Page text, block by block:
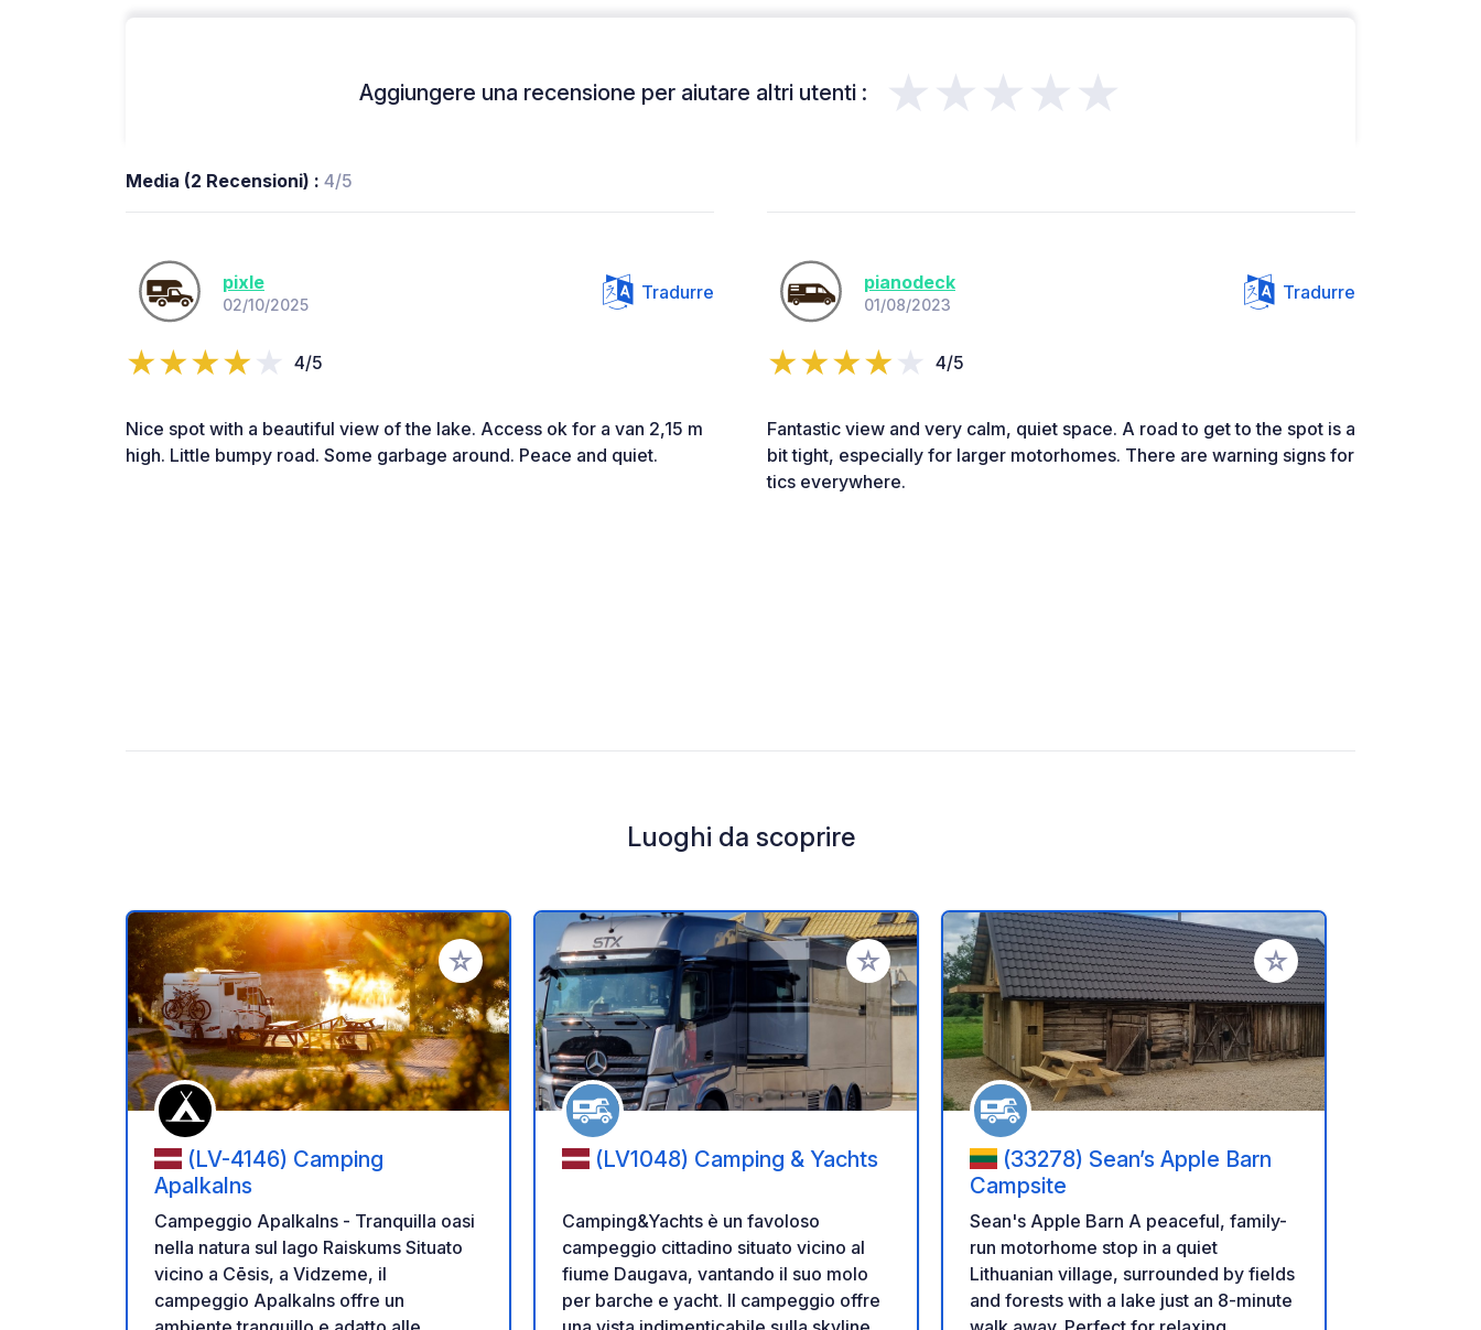
Aggiungere una recensione per aiutare altri utenti : ★★★★★
Media (2 Recensioni) : 4/5
pixle
02/10/2025
Tradurre
4/5
Nice spot with a beautiful view of the lake. Access ok for a van 2,15 m
high. Little bumpy road. Some garbage around. Peace and quiet.
pianodeck
01/08/2023
Tradurre
4/5
Fantastic view and very calm, quiet space. A road to get to the spot is a
bit tight, especially for larger motorhomes. There are warning signs for
tics everywhere.
Luoghi da scoprire
Aggiungi ai tuoi preferiti
(LV-4146) Camping
Apalkalns
Campeggio Apalkalns - Tranquilla oasi
nella natura sul lago Raiskums Situato
vicino a Cēsis, a Vidzeme, il
campeggio Apalkalns offre un
Aggiungi ai tuoi preferiti
(LV1048) Camping & Yachts
Camping&Yachts è un favoloso
campeggio cittadino situato vicino al
fiume Daugava, vantando il suo molo
per barche e yacht. Il campeggio offre
Aggiungi ai tuoi preferiti
(33278) Sean’s Apple Barn
Campsite
Sean's Apple Barn A peaceful, family-
run motorhome stop in a quiet
Lithuanian village, surrounded by fields
and forests with a lake just an 8-minute